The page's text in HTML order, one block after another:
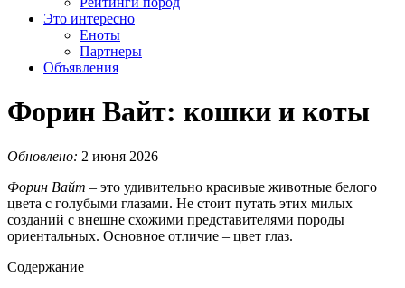
Это интересно
Еноты
Партнеры
Объявления
Форин Вайт: кошки и коты
Обновлено: 2 июня 2026
Форин Вайт – это удивительно красивые животные белого
цвета с голубыми глазами. Не стоит путать этих милых
созданий с внешне схожими представителями породы
ориентальных. Основное отличие – цвет глаз.
Содержание